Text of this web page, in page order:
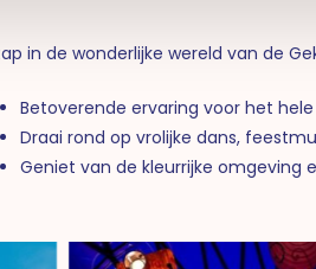
in de wonderlijke wereld van de
Betoverende ervaring voor het hele
Draai rond op vrolijke dans,
Geniet van de kleurrijke omgeving